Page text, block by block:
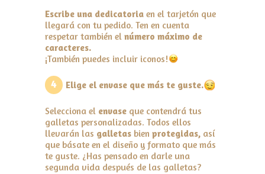
Escribe una dedicatoriaen el tarjetón que
llegará con tu pedido. Ten en cuenta
respetar también el número máximo de
caracteres.
¡También puedes incluir iconos!
4 Elige el envase que más te guste.
Selecciona el envaseque contendrá tus
galletas personalizadas. Todos ellos
llevarán las galletasbien protegidas,así
que básate en el diseño y formato que más
te guste. ¿Has pensado en darle una
segunda vida después de las galletas?